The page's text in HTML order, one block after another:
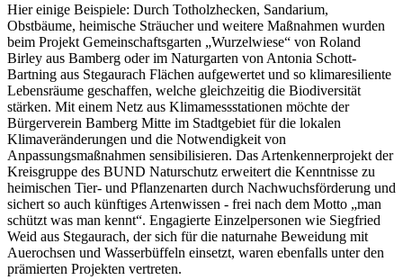
Hier einige Beispiele: Durch Totholzhecken, Sandarium,
Obstbäume, heimische Sträucher und weitere Maßnahmen wurden
beim Projekt Gemeinschaftsgarten „Wurzelwiese“ von Roland
Birley aus Bamberg oder im Naturgarten von Antonia Schott-
Bartning aus Stegaurach Flächen aufgewertet und so klimaresiliente
Lebensräume geschaffen, welche gleichzeitig die Biodiversität
stärken. Mit einem Netz aus Klimamessstationen möchte der
Bürgerverein Bamberg Mitte im Stadtgebiet für die lokalen
Klimaveränderungen und die Notwendigkeit von
Anpassungsmaßnahmen sensibilisieren. Das Artenkennerprojekt der
Kreisgruppe des BUND Naturschutz erweitert die Kenntnisse zu
heimischen Tier- und Pflanzenarten durch Nachwuchsförderung und
sichert so auch künftiges Artenwissen - frei nach dem Motto „man
schützt was man kennt“. Engagierte Einzelpersonen wie Siegfried
Weid aus Stegaurach, der sich für die naturnahe Beweidung mit
Auerochsen und Wasserbüffeln einsetzt, waren ebenfalls unter den
prämierten Projekten vertreten.